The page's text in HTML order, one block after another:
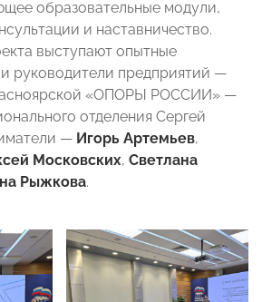
образовательные модули,
и наставничество.
выступают опытные
руководители предприятий —
«ОПОРЫ РОССИИ» —
отделения Сергей
— Игорь Артемьев,
Московских, Светлана
Рыжкова.